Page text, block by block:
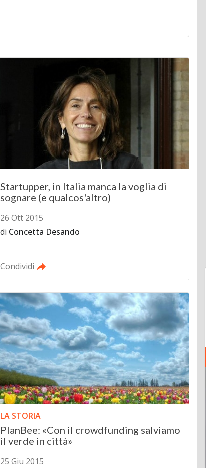
Startupper, in Italia manca la voglia di
sognare (e qualcos'altro)
26 Ott 2015
di Concetta Desando
Condividi
LA STORIA
PlanBee: «Con il crowdfunding salviamo
il verde in città»
25 Giu 2015